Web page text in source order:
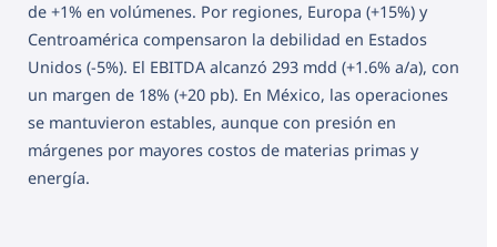
de +1% en volúmenes. Por regiones, Europa (+15%) y
Centroamérica compensaron la debilidad en Estados
Unidos (-5%). El EBITDA alcanzó 293 mdd (+1.6% a/a), con
un margen de 18% (+20 pb). En México, las operaciones
se mantuvieron estables, aunque con presión en
márgenes por mayores costos de materias primas y
energía.